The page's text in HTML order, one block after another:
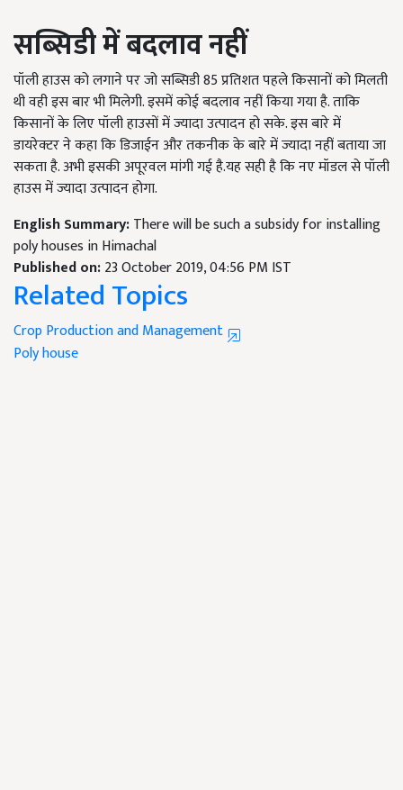
सब्सिडी में बदलाव नहीं
पॉली हाउस को लगाने पर जो सब्सिडी 85 प्रतिशत पहले किसानों को मिलती
थी वही इस बार भी मिलेगी. इसमें कोई बदलाव नहीं किया गया है. ताकि
किसानों के लिए पॉली हाउसों में ज्यादा उत्पादन हो सके. इस बारे में
डायरेक्टर ने कहा कि डिजाईन और तकनीक के बारे में ज्यादा नहीं बताया जा
सकता है. अभी इसकी अपूरवल मांगी गई है.यह सही है कि नए मॉडल से पॉली
हाउस में ज्यादा उत्पादन होगा.
English Summary:There will be such a subsidy for installing
poly houses in Himachal
Published on:23 October 2019, 04:56 PM IST
Related Topics
Crop Production and Management
Poly house